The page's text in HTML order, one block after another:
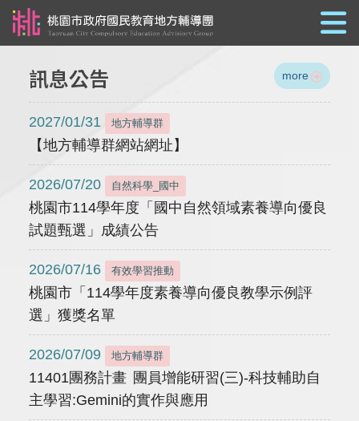
訊息公告 more
2027/01/31 地方輔導群
【地方輔導群網站網址】
2026/07/20 自然科學_國中
桃園市114學年度「國中自然領域素養導向優良
試題甄選」成績公告
2026/07/16 有效學習推動
桃園市「114學年度素養導向優良教學示例評
選」獲獎名單
2026/07/09 地方輔導群
11401團務計畫 團員增能研習(三)-科技輔助自
主學習:Gemini的實作與應用